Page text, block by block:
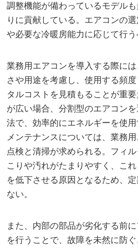
調整機能が備わっているモデル
りに貢献している。エアコンの
や必要な冷暖房能力に応じて行う
業務用エアコンを導入する際に
さや用途を考慮し、使用する頻
タルコストを見積もることが重
が広い場合、分割型のエアコン
法で、効率的にエネルギーを使用
メンテナンスについては、業務
点検と清掃が求められる。フィ
こりや汚れがたまりやすく、こ
を低下させる原因となるため、
ない。
また、内部の部品が劣化する前
を行うことで、故障を未然に防